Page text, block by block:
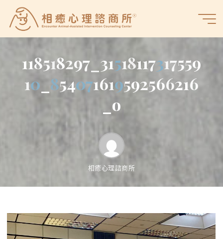
content
癒
理
諮
商
118518297 31518117317559
10 854071619592566216
o
相癒心理諮商所